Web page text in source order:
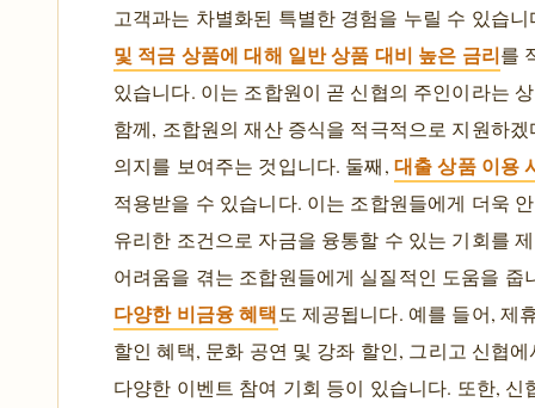
고객과는 차별화된 특별한 경험을 누릴 수 있습
및 적금 상품에 대해 일반 상품 대비 높은 금리를
있습니다. 이는 조합원이 곧 신협의 주인이라는
함께, 조합원의 재산 증식을 적극적으로 지원하
의지를 보여주는 것입니다. 둘째, 대출 상품 이용
적용받을 수 있습니다. 이는 조합원들에게 더욱
유리한 조건으로 자금을 융통할 수 있는 기회를
어려움을 겪는 조합원들에게 실질적인 도움을 줍
다양한 비금융 혜택 도 제공됩니다. 예를 들어, 제
할인 혜택, 문화 공연 및 강좌 할인, 그리고 신협
다양한 이벤트 참여 기회 등이 있습니다. 또한, 신